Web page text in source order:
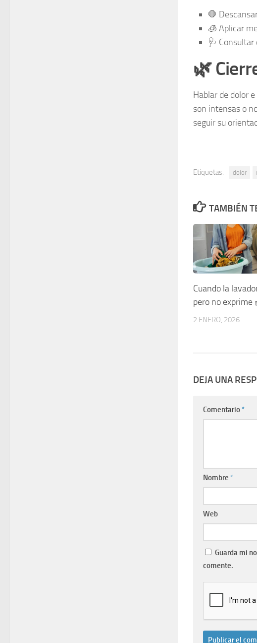
🛑
🧊 Aplicar
🩺 Consultar
🌿
Hablar de dolor
son intensas o
seguir su
Etiquetas: dolor
TAMBIÉN
Cuando la
pero no exprime
2 ENERO, 2026
DEJA UNA
Comentario *
Nombre *
Web
Guarda mi
comente.